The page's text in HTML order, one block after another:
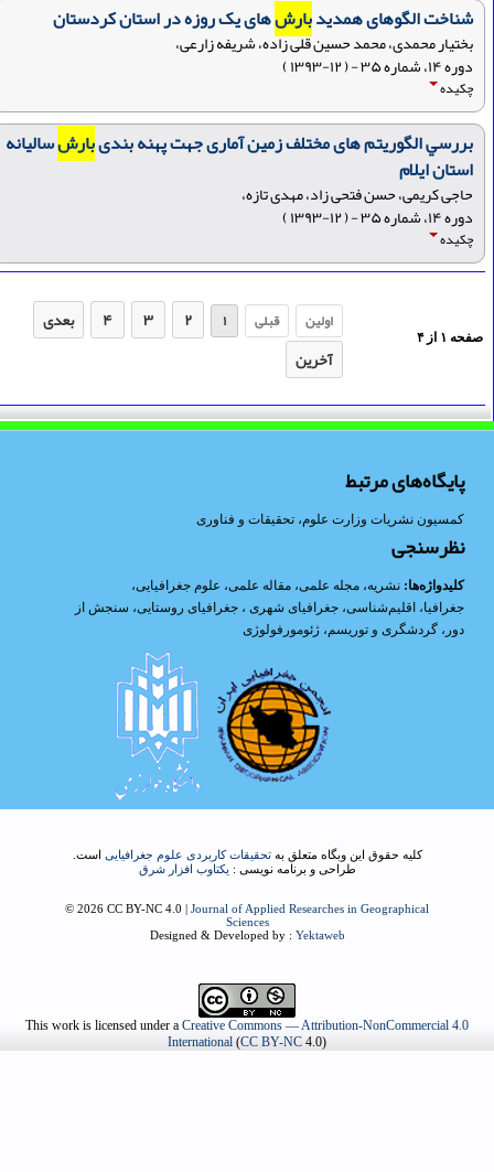
شناخت الگوهای همدیدبارشهای یک روزه در استان کردستان
بختیار محمدی، محمد حسین قلی زاده، شریفه زارعی،
دوره ۱۴، شماره ۳۵ - ( ۱۲-۱۳۹۳ )
چکیده
ﺑﺮرﺳﻲ الگوریتم های مختلف زمین آماری جهت پهنه بندیبارشسالیانه
اﺳﺘﺎن ایلام
حاجی کریمی، حسن فتحی زاد، مهدی تازه،
دوره ۱۴، شماره ۳۵ - ( ۱۲-۱۳۹۳ )
چکیده
۱از ۴
اولین قبلی
بعدی
آخرین
پایگاه‌های مرتبط
کمسیون نشریات وزارت علوم، تحقیقات و فناوری
نظرسنجی
کلیدواژه‌ها:نشریه،مجله علمی، مقاله علمی، علوم جغرافیایی،
جغرافیا،اقلیم‌شناسی، جغرافیای شهری،جغرافیای روستایی، سنجش از
دور،گردشگری و توریسم،ژئومورفولوژی
کلیه حقوق این وبگاه متعلق به تحقیقات کاربردی علوم جغرافیاییاست.
طراحی و برنامه نویسی : یکتاوب افزار شرق
© 2026 CC BY-NC 4.0 |Journal of Applied Researches in Geographical
Sciences
Designed & Developed by :Yektaweb
This work is licensed under aCreative Commons — Attribution-NonCommercial 4.0
International(CC BY-NC4.0)